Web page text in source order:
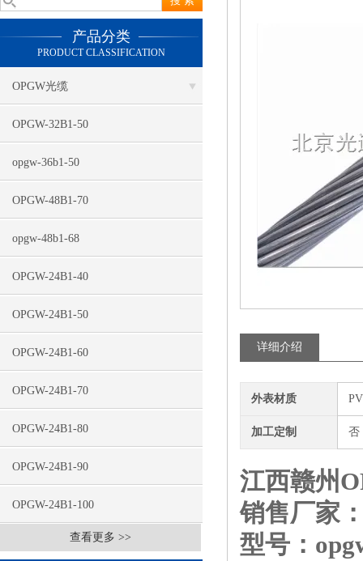
产品分类
PRODUCT CLASSIFICATION
OPGW光缆
OPGW-32B1-50
opgw-36b1-50
OPGW-48B1-70
opgw-48b1-68
OPGW-24B1-40
OPGW-24B1-50
OPGW-24B1-60
OPGW-24B1-70
OPGW-24B1-80
OPGW-24B1-90
OPGW-24B1-100
查看更多 >>
详细介绍
外表材质
加工定制 否
江西赣州
销售厂家
型号：